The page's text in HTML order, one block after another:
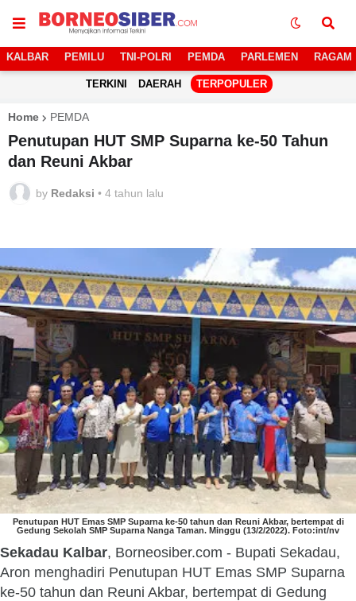
KALBAR PEMILU TNI-POLRI PEMDA PARLEMEN RAGAM
TERKINI DAERAH TERPOPULER
Home PEMDA
Penutupan HUT SMP Suparna ke-50 Tahun
dan Reuni Akbar
by Redaksi • 4 tahun lalu
Penutupan HUT Emas SMP Suparna ke-50 tahun dan Reuni Akbar, bertempat di
Gedung Sekolah SMP Suparna Nanga Taman. Minggu (13/2/2022). Foto:int/nv
Sekadau Kalbar, Borneosiber.com - Bupati Sekadau,
Aron menghadiri Penutupan HUT Emas SMP Suparna
ke-50 tahun dan Reuni Akbar, bertempat di Gedung